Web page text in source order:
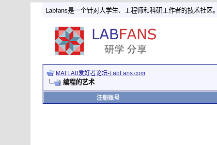
Labfans是一个针对大学生、工程师和科研工作者的技术社区
MATLAB爱好者论坛-LabFans.com
编程的艺术
注册账号